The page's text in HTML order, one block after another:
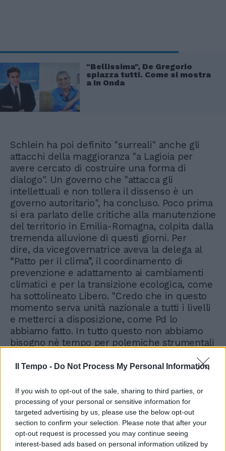
Il Tempo - Do Not Process My Personal Information
If you wish to opt-out of the sale, sharing to third parties, or
processing of your personal or sensitive information for
targeted advertising by us, please use the below opt-out
section to confirm your selection. Please note that after your
opt-out request is processed you may continue seeing
interest-based ads based on personal information utilized by
"Bellissima", De Gregorio
spiazza tutti. Come si mostra
a In Onda
Schlein ha poi definito "surreali" anche gli
attacchi della maggioranza "a Lagioia per
avere cercato di costruire una forma di
dialogo". Un governo che "attacca gli
intellettuali e non tollera il dissenso è un
governo autoritario", ha concluso. Poco prima
si era parlato delle critiche alla manutenzione
del territorio in Emilia-Romagna, colpita dalla
tremenda alluvione di questi giorni. Per
dire, da vicegovernatrice aveva la delega al
“Patto per il clima”, il coordinamento di
prevenzione e adattamento ai cambiamenti
climatici e per la transizione ecologica, come
ha sottolineato Libero. "Credo che in questo
momento serva unità nazionale a tutti i livelli
e metterci a disposizione, come Pd lo
abbiamo fatto. In tutto questo non abbiamo
bisogno nè tempo per polemiche strumentali
Roccella contestata, bufera
su Lagioia: il video che cambia
tutto | GUARDA